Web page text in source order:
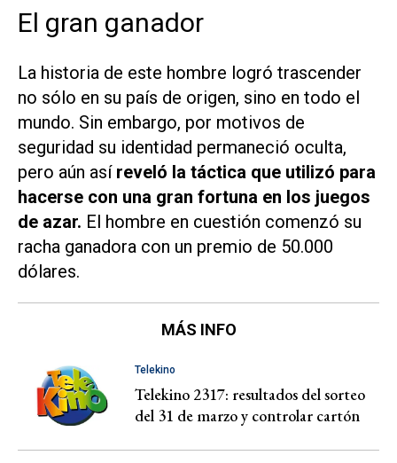
El gran ganador
La historia de este hombre logró trascender
no sólo en su país de origen, sino en todo el
mundo. Sin embargo, por motivos de
seguridad su identidad permaneció oculta,
pero aún así reveló la táctica que utilizó para
hacerse con una gran fortuna en los juegos
de azar. El hombre en cuestión comenzó su
racha ganadora con un premio de 50.000
dólares.
MÁS INFO
Telekino
Telekino 2317: resultados del sorteo
del 31 de marzo y controlar cartón